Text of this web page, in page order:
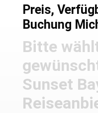
Preis,
Buchung
Bitte
Sunset